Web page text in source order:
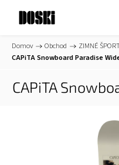
Domov / Obchod / ZIMNÉ
CAPiTA Snowboard Paradise
CAPiTA